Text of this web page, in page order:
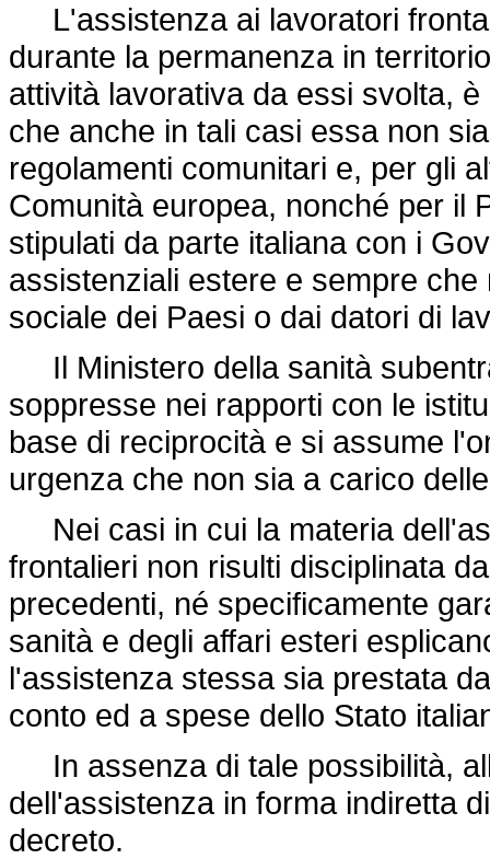
L'assistenza ai lavoratori
durante la permanenza in
attività lavorativa da essi svolta,
che anche in tali casi essa non
regolamenti comunitari e, per gli
Comunità europea, nonché per il
stipulati da parte italiana con i
assistenziali estere e sempre
sociale dei Paesi o dai datori di
Il Ministero della sanità
soppresse nei rapporti con le
base di reciprocità e si assume
urgenza che non sia a carico
Nei casi in cui la materia
frontalieri non risulti disciplinata
precedenti, né specificamente
sanità e degli affari esteri
l'assistenza stessa sia prestata
conto ed a spese dello Stato
In assenza di tale possibilità,
dell'assistenza in forma indiretta
decreto.